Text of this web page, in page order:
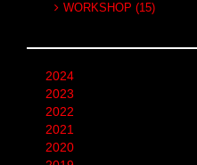
WORKSHOP (15)
2024
2023
2022
2021
2020